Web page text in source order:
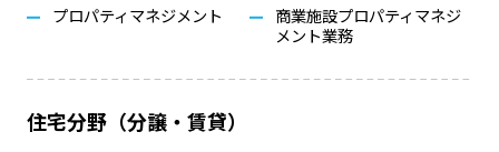
プロパティマネジメント
商業施設プロパティマネジ
メント業務
住宅分野（分譲・賃貸）